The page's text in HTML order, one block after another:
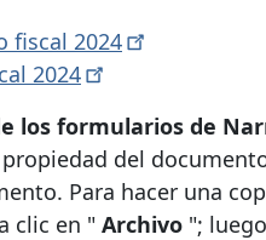
fiscal 2024
2024
los formularios de
del
Para hacer una
clic en " Archivo ";